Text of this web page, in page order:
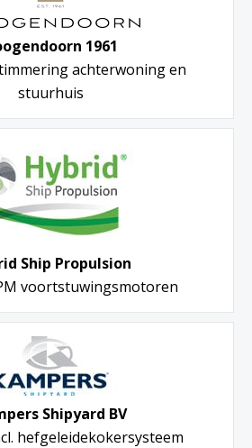
1961
achterwoning en
stuurhuis
Ship Propulsion
voortstuwingsmotoren
Shipyard BV
hefgeleidekokersysteem